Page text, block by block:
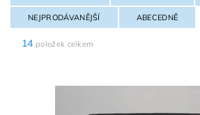
NEJPRODÁVANĚJŠÍ ABECEDNĚ
14 položek celkem